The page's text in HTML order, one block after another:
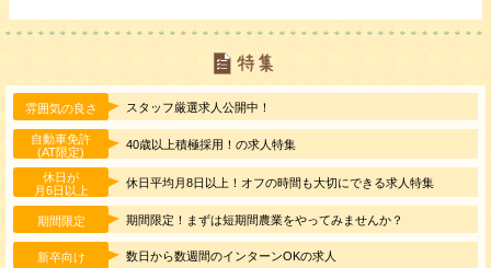
雰囲気の良さ スタッフ厳選求人公開中！
自動車免許
(AT限定)
40歳以上積極採用！の求人特集
休日が
月6日以上
休日平均月8日以上！オフの時間も大切にできる求人特集
期間限定 期間限定！まずは短期間農業をやってみませんか？
新卒向け 数日から数週間のインターンOKの求人